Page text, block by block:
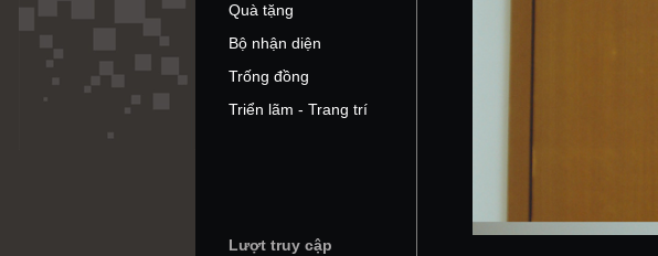
Quà tặng
Bộ nhận diện
Trống đồng
Triển lãm - Trang trí
Lượt truy cập